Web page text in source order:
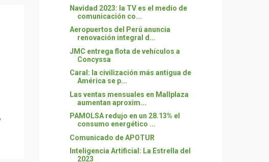
Navidad 2023: la TV es el medio de
comunicación co...
Aeropuertos del Perú anuncia
renovación integral d...
JMC entrega flota de vehículos a
Concyssa
Caral: la civilización más antigua de
América se p...
Las ventas mensuales en Mallplaza
aumentan aproxim...
PAMOLSA redujo en un 28.13% el
consumo energético ...
Comunicado de APOTUR
Inteligencia Artificial: La Estrella del
2023